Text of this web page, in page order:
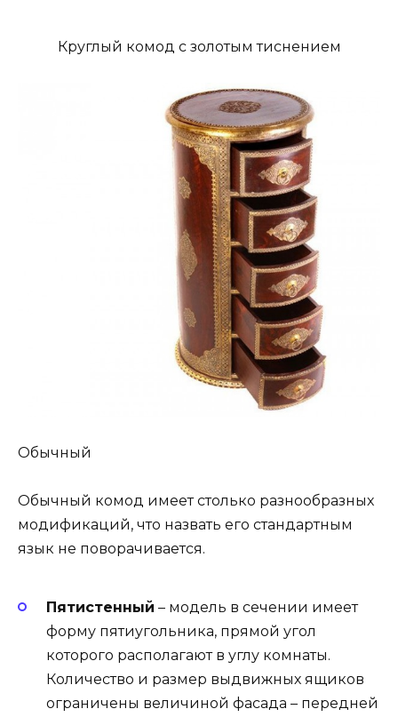
Круглый комод с золотым тиснением
Обычный
Обычный комод имеет столько разнообразных
модификаций, что назвать его стандартным
язык не поворачивается.
Пятистенный – модель в сечении имеет
форму пятиугольника, прямой угол
которого располагают в углу комнаты.
Количество и размер выдвижных ящиков
ограничены величиной фасада – передней